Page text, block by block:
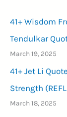
41+ Wisdom
Tendulkar
March 19, 2025
41+ Jet Li
Strength
March 18, 2025